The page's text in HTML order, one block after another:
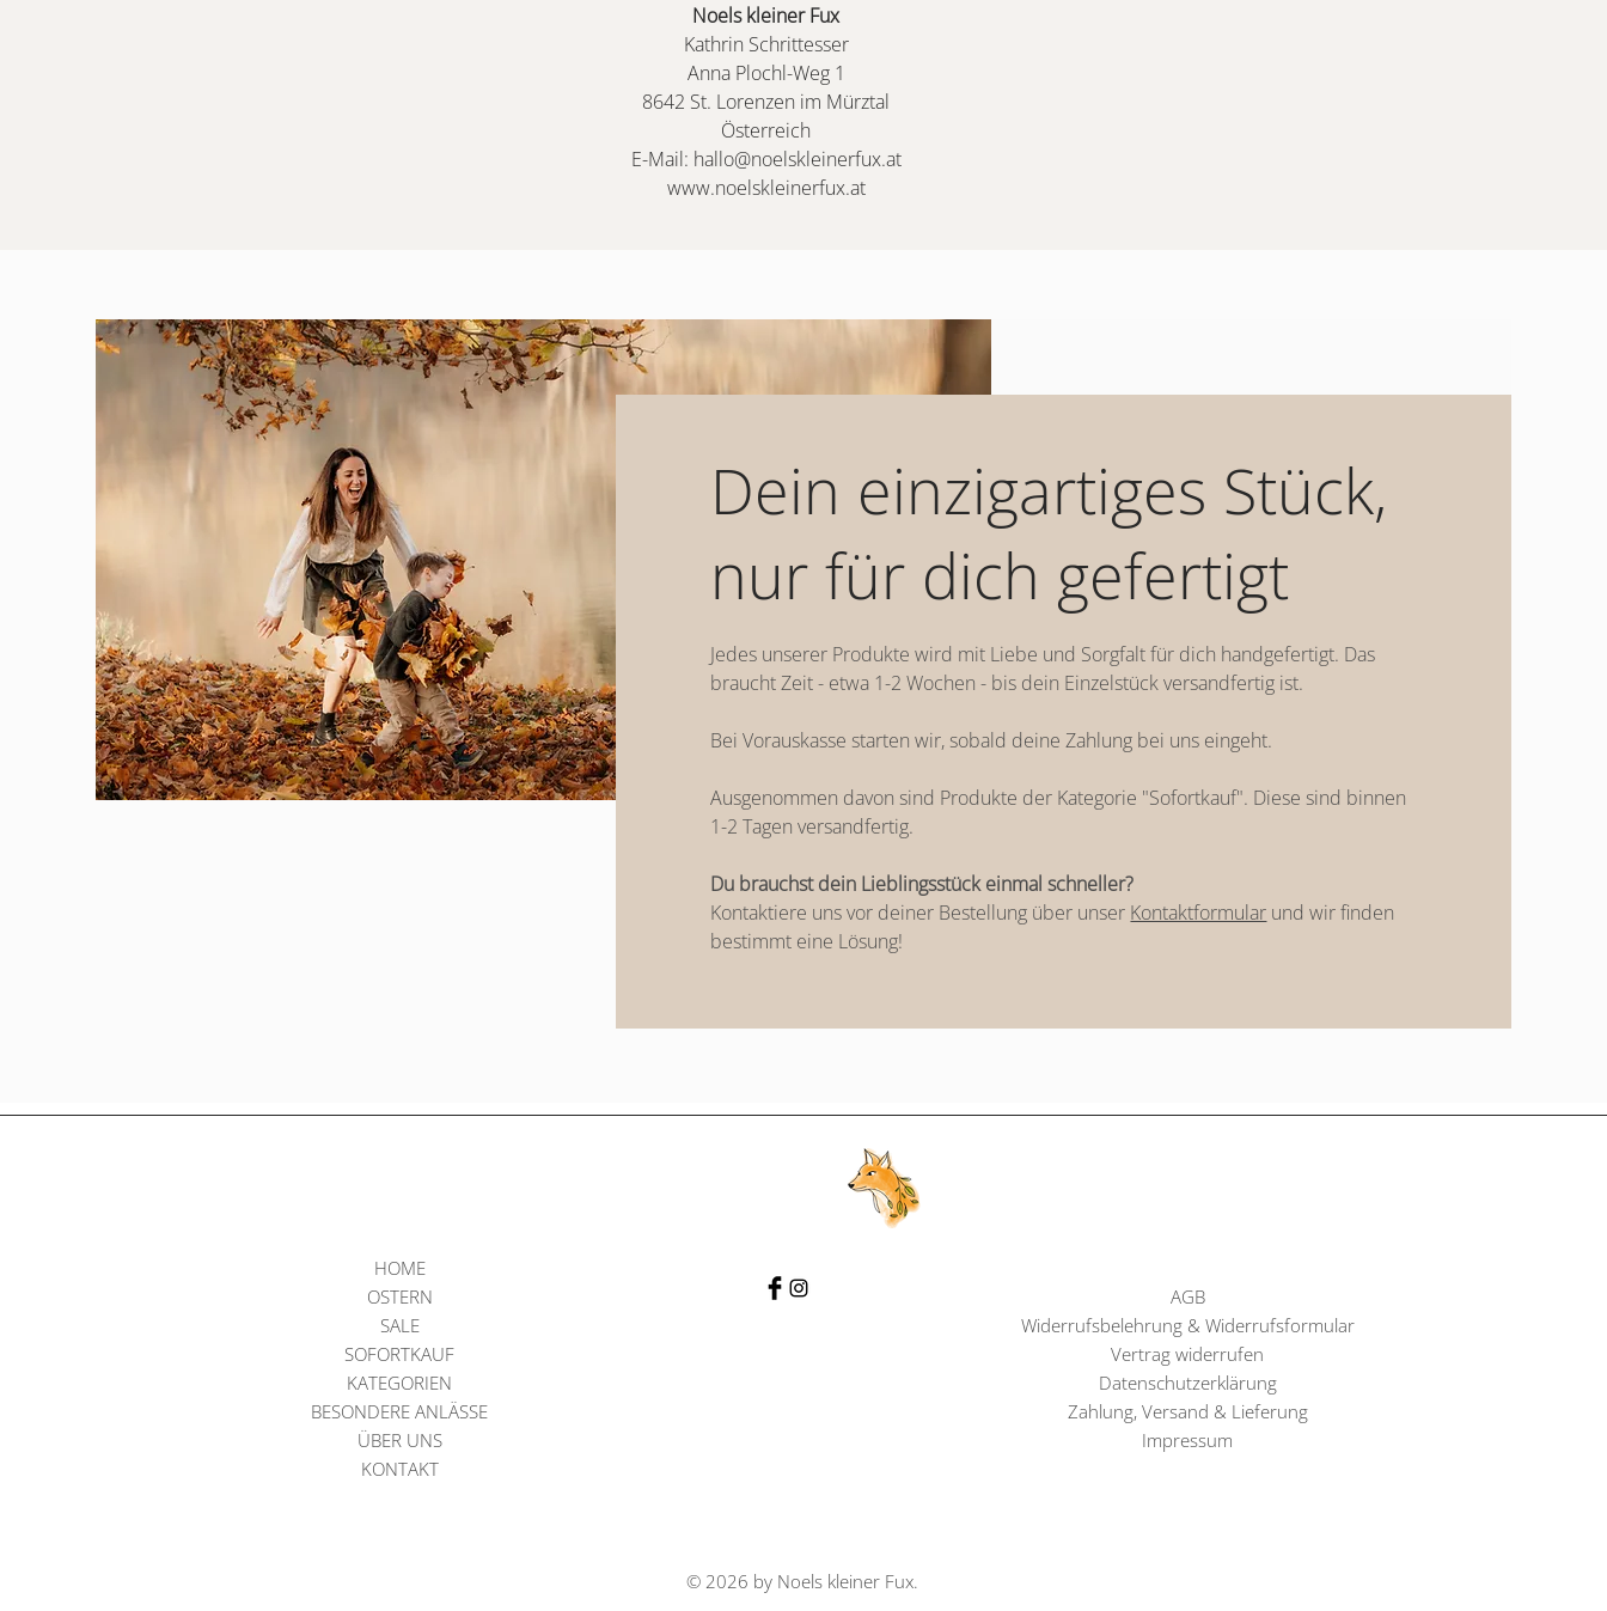
Noels kleiner Fux
Kathrin Schrittesser
Anna Plochl-Weg 1
8642 St. Lorenzen im Mürztal
Österreich
E-Mail: hallo@noelskleinerfux.at
www.noelskleinerfux.at
Dein einzigartiges Stück,
nur für dich gefertigt
Jedes unserer Produkte wird mit Liebe und Sorgfalt für dich handgefertigt. Das
braucht Zeit - etwa 1-2 Wochen - bis dein Einzelstück versandfertig ist.
Bei Vorauskasse starten wir, sobald deine Zahlung bei uns eingeht.
Ausgenommen davon sind Produkte der Kategorie "Sofortkauf". Diese sind binnen
1-2 Tagen versandfertig.
Du brauchst dein Lieblingsstück einmal schneller?
Kontaktiere uns vor deiner Bestellung über unser Kontaktformular und wir finden
bestimmt eine Lösung!
HOME
OSTERN
SALE
SOFORTKAUF
KATEGORIEN
BESONDERE ANLÄSSE
ÜBER UNS
KONTAKT
AGB
Widerrufsbelehrung & Widerrufsformular
Vertrag widerrufen
Datenschutzerklärung
Zahlung, Versand & Lieferung
Impressum
© 2026 by Noels kleiner Fux.